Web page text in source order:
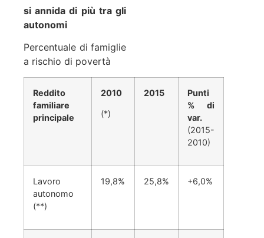
si annida di più tra gli
autonomi
Percentuale di famiglie
a rischio di povertà
Reddito
familiare
principale
2010
(*)
2015
Punti
% di
var.
(2015-
2010)
Lavoro
autonomo
(**)
19,8% 25,8% +6,0%